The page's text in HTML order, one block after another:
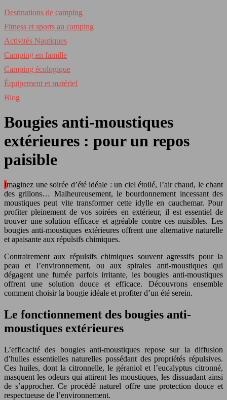
Destinations de camping
Fitness et sports au camping
Activités Nautiques
Camping en famille
Camping écologique
Équipement et matériel
Blog
Bougies anti-moustiques
extérieures : pour un repos
paisible
Imaginez une soirée d’été idéale : un ciel étoilé, l’air chaud, le chant
des grillons… Malheureusement, le bourdonnement incessant des
moustiques peut vite transformer cette idylle en cauchemar. Pour
profiter pleinement de vos soirées en extérieur, il est essentiel de
trouver une solution efficace et agréable contre ces nuisibles. Les
bougies anti-moustiques extérieures offrent une alternative naturelle
et apaisante aux répulsifs chimiques.
Contrairement aux répulsifs chimiques souvent agressifs pour la
peau et l’environnement, ou aux spirales anti-moustiques qui
dégagent une fumée parfois irritante, les bougies anti-moustiques
offrent une solution douce et efficace. Découvrons ensemble
comment choisir la bougie idéale et profiter d’un été serein.
Le fonctionnement des bougies anti-
moustiques extérieures
L’efficacité des bougies anti-moustiques repose sur la diffusion
d’huiles essentielles naturelles possédant des propriétés répulsives.
Ces huiles, dont la citronnelle, le géraniol et l’eucalyptus citronné,
masquent les odeurs qui attirent les moustiques, les dissuadant ainsi
de s’approcher. Ce procédé naturel offre une protection douce et
respectueuse de l’environnement.